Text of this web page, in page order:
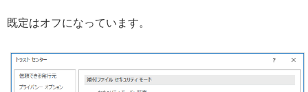
既定はオフになっています。